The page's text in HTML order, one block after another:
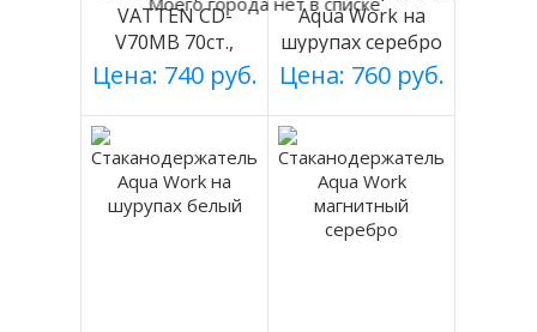
VATTEN CD-
V70MB 70ст.,
черный, магнит.
Цена: 740 руб.
Aqua Work на
шурупах серебро
Цена: 760 руб.